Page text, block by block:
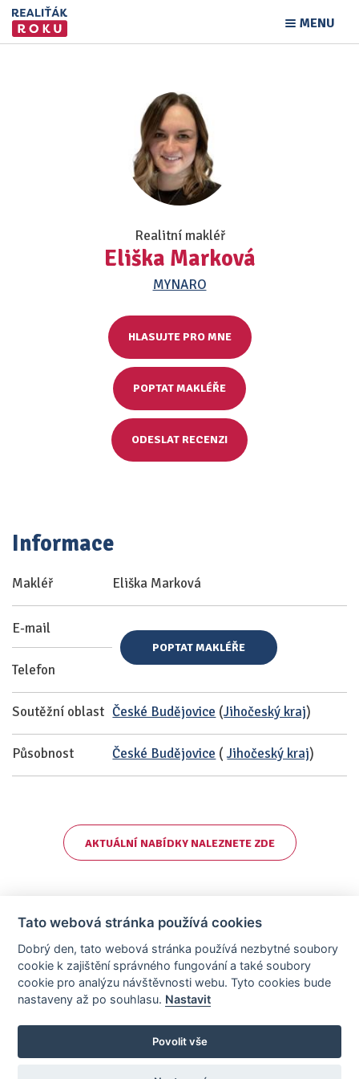
MENU
Realitní makléř
Eliška Marková
MYNARO
HLASUJTE PRO MNE
POPTAT MAKLÉŘE
ODESLAT RECENZI
Informace
Makléř Eliška Marková
E-mail
Telefon
POPTAT MAKLÉŘE
Soutěžní oblast České Budějovice (Jihočeský kraj)
Působnost České Budějovice (Jihočeský kraj)
AKTUÁLNÍ NABÍDKY NALEZNETE ZDE
Stránky vytvořeny v iD-SIGN
Provozovatelem tohoto serveru je společnost AllCzech Promotion, s.r.o.,
Tato webová stránka používá cookies
Dobrý den, tato webová stránka používá nezbytné soubory
cookie k zajištění správného fungování a také soubory
cookie pro analýzu návštěvnosti webu. Tyto cookies bude
nastaveny až po souhlasu. Nastavit
Povolit vše